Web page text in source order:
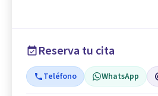
Reserva tu cita
Teléfono WhatsApp